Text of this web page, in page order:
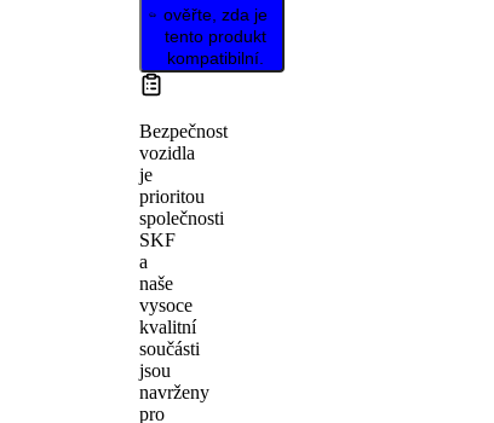
ověřte, zda je
tento produkt
kompatibilní.
Bezpečnost
vozidla
je
prioritou
společnosti
SKF
a
naše
vysoce
kvalitní
součásti
jsou
navrženy
pro